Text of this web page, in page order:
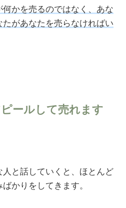
かを売るのではなく、あな
があなたを売らなければい
ールして売れます
と話していくと、ほとんど
かりをしてきます。